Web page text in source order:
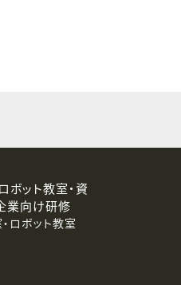
ボット教室・資
業向け研修
ロボット教室